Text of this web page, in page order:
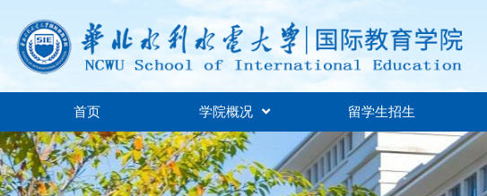
首页 学院概况 留学生招生